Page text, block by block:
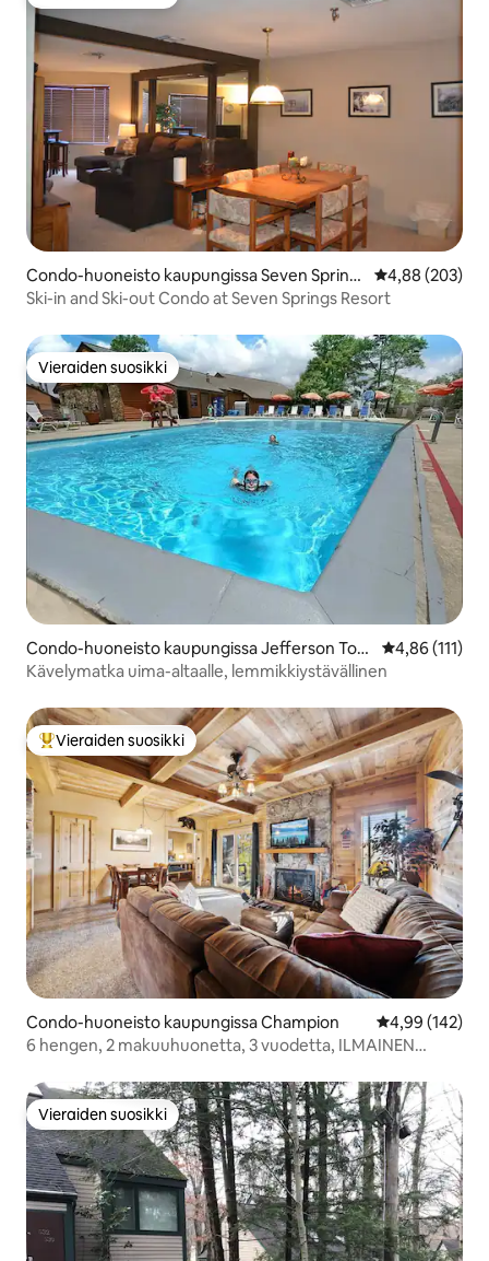
Condo-huoneisto kaupungissa Seven Spring
s
4,88 (203)
Ski-in and Ski-out Condo at Seven Springs Resort
Vieraiden suosikki
Vieraiden suosikki
Condo-huoneisto kaupungissa Jefferson Tow
nship
4,86 (111)
Kävelymatka uima-altaalle, lemmikkiystävällinen
Vieraiden suosikkien parhaimmistoa
Vieraiden suosikki
Condo-huoneisto kaupungissa Champion
4,99 (142)
6 hengen, 2 makuuhuonetta, 3 vuodetta, ILMAINEN
Vieraiden suosikki
Vieraiden suosikki